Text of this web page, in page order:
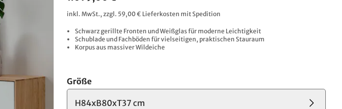
inkl. MwSt., zzgl. 59,00 € Lieferkosten mit Spedition
Schwarz gerillte Fronten und Weißglas für moderne Leichtigkeit
Schublade und Fachböden für vielseitigen, praktischen Stauraum
Korpus aus massiver Wildeiche
Größe
H84xB80xT37 cm